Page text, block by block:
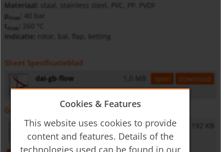
Materiaal:
staal, stainless steel, PVC, PP, PVDF
p
max
40 bar
t
max
Indicatie:
rotor, bal, flap, ketting
Sheet Specificatieblad
dai-gb-flow open download
Gebruiksaanwijzing
DAI - Operating Instructions 192 KB
Cookies & Features
This website uses cookies to provide
content and features. Details of the